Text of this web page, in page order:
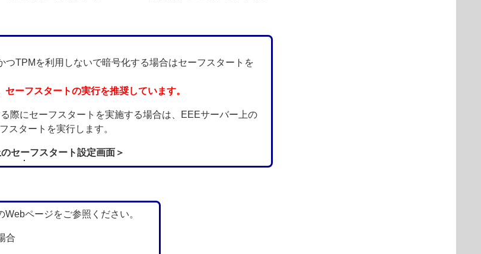
TPMを利用しないで暗号化する場合はセーフスタートを
ーフスタートの実行を推奨しています。
際にセーフスタートを実施する場合は、EEEサーバー上の
スタートを実行します。
セーフスタート設定画面＞
ページをご参照ください。
合